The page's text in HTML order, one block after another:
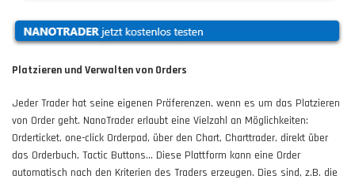
Platzieren und Verwalten von Orders
Jeder Trader hat seine eigenen Präferenzen, wenn es um das Platzieren
von Order geht. NanoTrader erlaubt eine Vielzahl an Möglichkeiten:
Orderticket, one-click Orderpad, über den Chart, Charttrader, direkt über
das Orderbuch, Tactic Buttons... Diese Plattform kann eine Order
automatisch nach den Kriterien des Traders erzeugen. Dies sind, z.B. die